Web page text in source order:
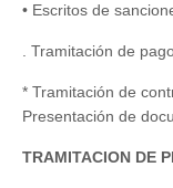
• Escritos de
. Tramitación de
* Tramitación de
Presentación de
TRAMITACION DE